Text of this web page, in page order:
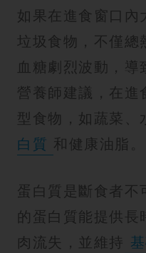
如果在進食窗口內
垃圾食物，不僅總
血糖劇烈波動，導
營養師建議，在進
型食物，如蔬菜、
白質 和健康油脂。
蛋白質是斷食者不
的蛋白質能提供長
肉流失，並維持